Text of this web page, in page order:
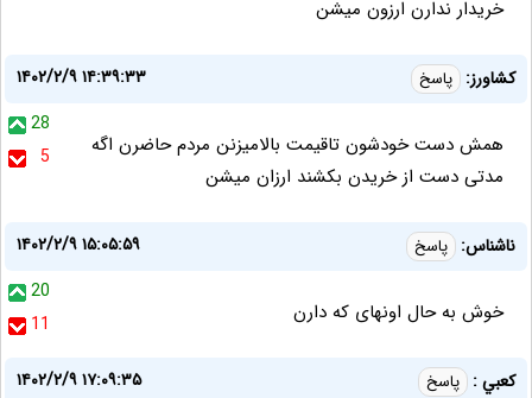
خریدار ندارن ارزون میشن
کشاورز: پاسخ
۱۴۰۲/۲/۹ ۱۴:۳۹:۳۳
28
5
همش دست خودشون تاقیمت بالامیزنن مردم حاضرن اگه
مدتی دست از خریدن بکشند ارزان میشن
ناشناس: پاسخ
۱۴۰۲/۲/۹ ۱۵:۰۵:۵۹
20
11
خوش به حال اونهای که دارن
كعبي : پاسخ
۱۴۰۲/۲/۹ ۱۷:۰۹:۳۵